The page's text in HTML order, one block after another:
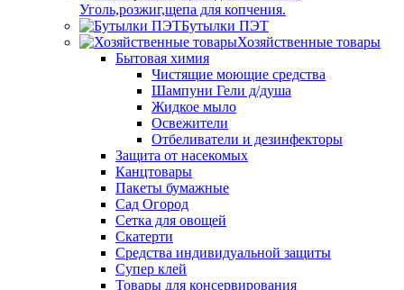
Уголь,розжиг,щепа для копчения.
Бутылки ПЭТ
Хозяйственные товары
Бытовая химия
Чистящие моющие средства
Шампуни Гели д/душа
Жидкое мыло
Освежители
Отбеливатели и дезинфекторы
Защита от насекомых
Канцтовары
Пакеты бумажные
Сад Огород
Сетка для овощей
Скатерти
Средства индивидуальной защиты
Супер клей
Товары для консервирования